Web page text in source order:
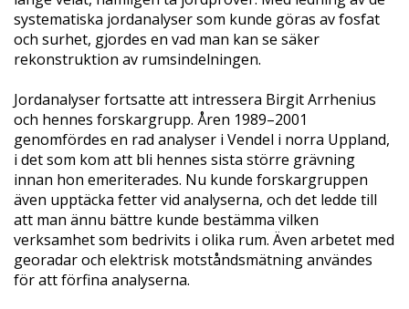
systematiska jordanalyser som kunde göras av fosfat
och surhet, gjordes en vad man kan se säker
rekonstruktion av rumsindelningen.
Jordanalyser fortsatte att intressera Birgit Arrhenius
och hennes forskargrupp. Åren 1989–2001
genomfördes en rad analyser i Vendel i norra Uppland,
i det som kom att bli hennes sista större grävning
innan hon emeriterades. Nu kunde forskargruppen
även upptäcka fetter vid analyserna, och det ledde till
att man ännu bättre kunde bestämma vilken
verksamhet som bedrivits i olika rum. Även arbetet med
georadar och elektrisk motståndsmätning användes
för att förfina analyserna.